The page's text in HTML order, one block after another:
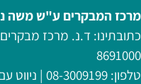
מרכז המבקרים ע"ש משה
כתובתינו: ד.נ. מרכז
8691000
טלפון: 08-3009199
| ניווט עם